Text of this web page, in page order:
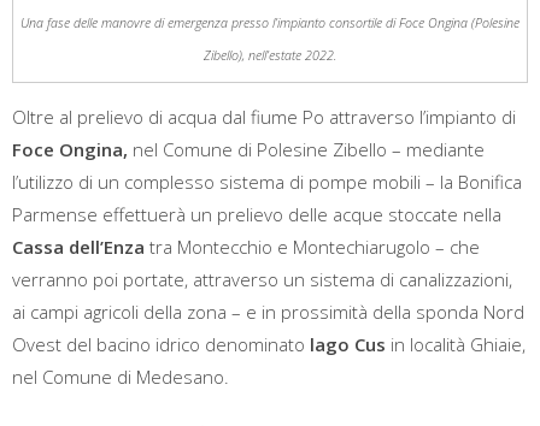
Una fase delle manovre di emergenza presso l’impianto consortile di Foce Ongina (Polesine
Zibello), nell’estate 2022.
Oltre al prelievo di acqua dal fiume Po attraverso l’impianto di
Foce Ongina, nel Comune di Polesine Zibello – mediante
l’utilizzo di un complesso sistema di pompe mobili – la Bonifica
Parmense effettuerà un prelievo delle acque stoccate nella
Cassa dell’Enza tra Montecchio e Montechiarugolo – che
verranno poi portate, attraverso un sistema di canalizzazioni,
ai campi agricoli della zona – e in prossimità della sponda Nord
Ovest del bacino idrico denominato lago Cus in località Ghiaie,
nel Comune di Medesano.